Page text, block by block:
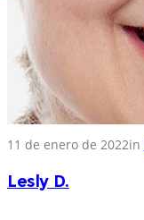
11 de enero de 2022in
Lesly D.